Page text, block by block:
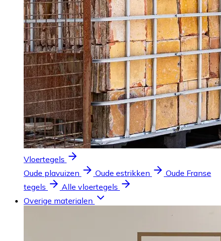
Vloertegels
Oude plavuizen
Oude estrikken
Oude Franse
tegels
Alle vloertegels
Overige materialen